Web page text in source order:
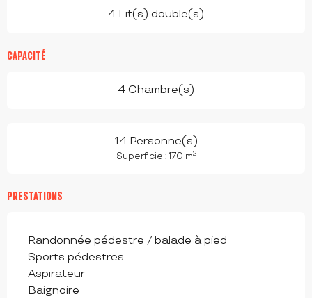
4 Lit(s) double(s)
CAPACITÉ
4 Chambre(s)
14 Personne(s)
Superficie : 170 m2
PRESTATIONS
Randonnée pédestre / balade à pied
Sports pédestres
Aspirateur
Baignoire